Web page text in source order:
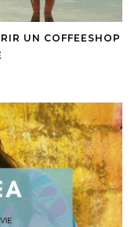
UN COFFEESHOP